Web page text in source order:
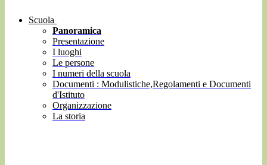
Scuola
Panoramica
Presentazione
I luoghi
Le persone
I numeri della scuola
Documenti : Modulistiche,Regolamenti e Documenti
d'Istituto
Organizzazione
La storia